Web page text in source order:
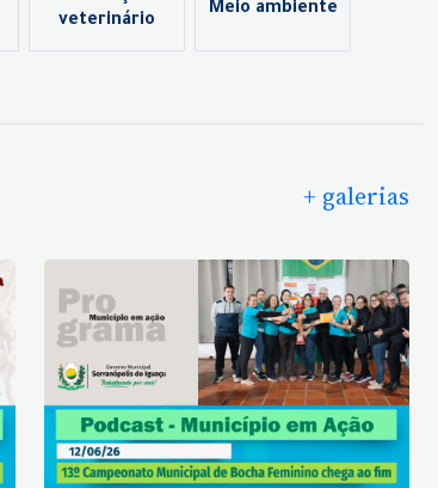
veterinário
Meio ambiente
+ galerias